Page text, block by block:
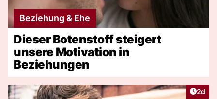
Beziehung & Ehe
Dieser Botenstoff steigert
unsere Motivation in
Beziehungen
2d